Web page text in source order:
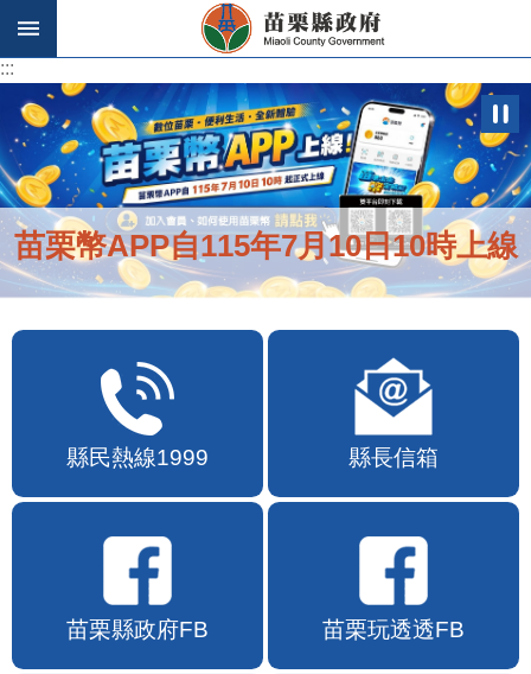
跳到主要內容區塊
:::
苗栗幣APP自115年7月10日10時上線
縣民熱線1999 縣長信箱
苗栗縣政府FB 苗栗玩透透FB